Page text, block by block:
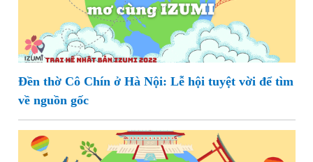
Đền thờ Cô Chín ở Hà Nội: Lễ hội tuyệt vời để tìm
về nguồn gốc